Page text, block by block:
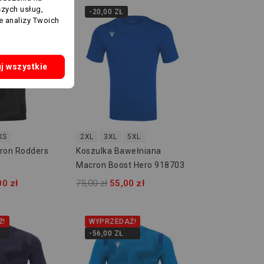
Rodders
zł
-20,00 ZŁ
2XL 3XL 5XL
Koszulka Bawełniana
Macron Boost Hero 918703
75,00 zł 55,00 zł
WYPRZEDAŻ!
-56,00 ZŁ
usług,
analizy Twoich
wszystkie